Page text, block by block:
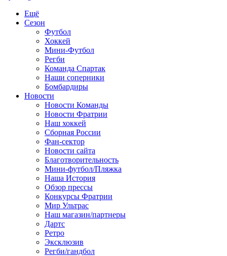
Ещё
Сезон
Футбол
Хоккей
Мини-Футбол
Регби
Команда Спартак
Наши соперники
Бомбардиры
Новости
Новости Команды
Новости Фратрии
Наш хоккей
Сборная России
Фан-cектор
Новости сайта
Благотворительность
Мини-футбол/Пляжка
Наша История
Обзор прессы
Конкурсы Фратрии
Мир Ультрас
Наш магазин/партнеры
Дартс
Ретро
Эксклюзив
Регби/гандбол